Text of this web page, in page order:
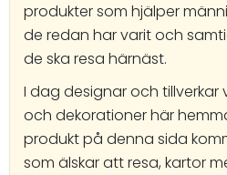
produkter som hjälper
de redan har varit och
de ska resa härnäst.
I dag designar och tillverkar
och dekorationer här
produkt på denna sida
som älskar att resa, kartor